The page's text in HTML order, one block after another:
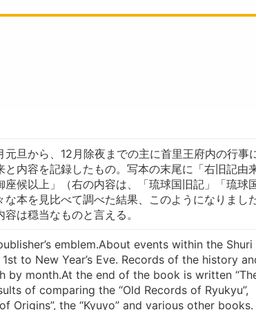
旦から、12月除夜までの主に首里王府内の行事
と内容を記録したもの。写本の末尾に「右旧記由
候以上」（右の内容は、「琉球国旧記」「琉球
本を見比べて調べた結果、このようになりました
は穏当なものと言える。
emblem.About events within the Shuri
to New Year’s Eve. Records of the history
by month.At the end of the book is written
of comparing the “Old Records of Ryukyu”,
Origins”, the “Kyuyo” and various other books.